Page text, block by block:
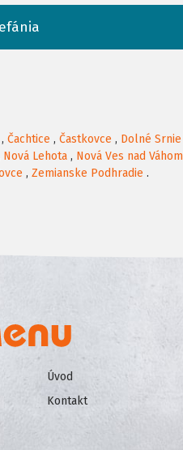
, Čachtice , Častkovce , Dolné Srnie
Nová Lehota , Nová Ves nad Váhom
, Zemianske Podhradie .
Úvod
Kontakt